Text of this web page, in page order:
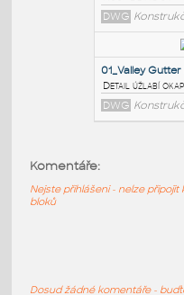
Roof
DWG
DWG
Komentáře:
Nejste přihlášeni - nelze připojit
bloků
Dosud žádné komentáře -